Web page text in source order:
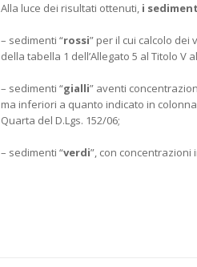
Alla luce dei risultati ottenuti, i
– sedimenti “rossi” per il cui calcolo
della tabella 1 dell’Allegato 5 al Titolo V
– sedimenti “gialli” aventi
ma inferiori a quanto indicato in
Quarta del D.Lgs. 152/06;
– sedimenti “verdi”, con concentrazioni